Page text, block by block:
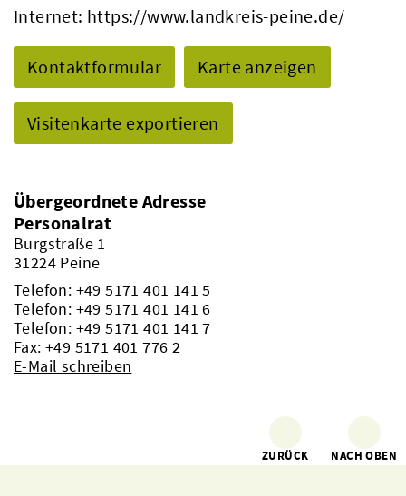
Internet: https://www.landkreis-peine.de/
Kontaktformular Karte anzeigen
Visitenkarte exportieren
Übergeordnete Adresse
Personalrat
Burgstraße 1
31224 Peine
Telefon: +49 5171 401 141 5
Telefon: +49 5171 401 141 6
Telefon: +49 5171 401 141 7
Fax: +49 5171 401 776 2
E-Mail schreiben
ZURÜCK NACH OBEN